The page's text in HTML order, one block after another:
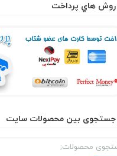
روش هاي پرداخت
جستجوی بین محصولات سایت